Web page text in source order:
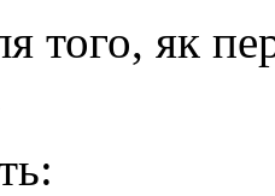
того, як